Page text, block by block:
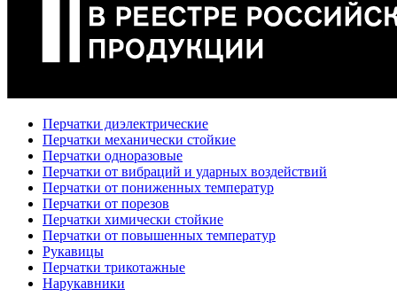
Перчатки диэлектрические
Перчатки механически стойкие
Перчатки одноразовые
Перчатки от вибраций и ударных воздействий
Перчатки от пониженных температур
Перчатки от порезов
Перчатки химически стойкие
Перчатки от повышенных температур
Рукавицы
Перчатки трикотажные
Нарукавники